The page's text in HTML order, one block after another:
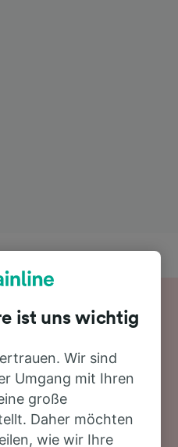
Milano Greco Pirelli
Milano Greco
den Zug!
nach Milano Greco
bei uns genau richtig!
ist uns wichtig
Wir sind
Umgang mit Ihren
große
Daher möchten
wie wir Ihre